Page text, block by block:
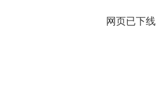
网页已下线